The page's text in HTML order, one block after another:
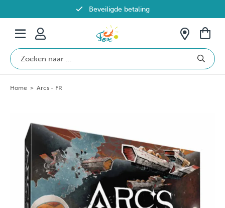
Beveiligde betaling
Gratis verzending vanaf €69 in België
Home > Arcs - FR